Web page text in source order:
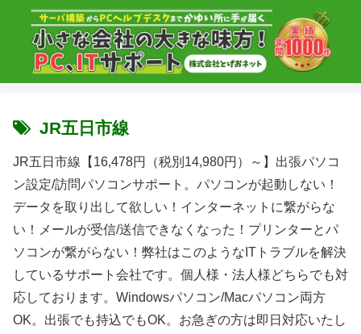
JR五日市線
JR五日市線【16,478円（税別14,980円）～】出張パソコ
ン設定/訪問パソコンサポート。パソコンが起動しない！
データを取り出して欲しい！インターネットに繋がらな
い！メールが受信/送信できなくなった！プリンターとパ
ソコンが繋がらない！弊社はこのようなITトラブルを解決
しているサポート会社です。個人様・法人様どちらでも対
応しております。Windowsパソコン/Macパソコン両方
OK。出張でも持込でもOK。お急ぎの方は即日対応いたし